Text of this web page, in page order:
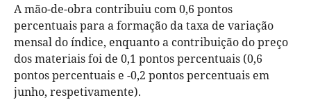
A mão-de-obra contribuiu com 0,6 pontos
percentuais para a formação da taxa de variação
mensal do índice, enquanto a contribuição do preço
dos materiais foi de 0,1 pontos percentuais (0,6
pontos percentuais e -0,2 pontos percentuais em
junho, respetivamente).